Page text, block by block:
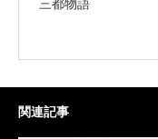
三都物語
関連記事